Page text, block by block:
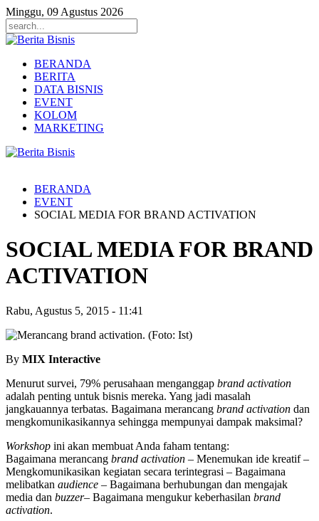
Minggu, 09 Agustus 2026
BERANDA
BERITA
DATA BISNIS
EVENT
KOLOM
MARKETING
BERANDA
EVENT
SOCIAL MEDIA FOR BRAND ACTIVATION
SOCIAL MEDIA FOR BRAND
ACTIVATION
Rabu, Agustus 5, 2015 - 11:41
By MIX Interactive
Menurut survei, 79% perusahaan menganggap brand activation
adalah penting untuk bisnis mereka. Yang jadi masalah
jangkauannya terbatas. Bagaimana merancang brand activation dan
mengkomunikasikannya sehingga mempunyai dampak maksimal?
Workshop ini akan membuat Anda faham tentang:
Bagaimana merancang brand activation – Menemukan ide kreatif –
Mengkomunikasikan kegiatan secara terintegrasi – Bagaimana
melibatkan audience – Bagaimana berhubungan dan mengajak
media dan buzzer– Bagaimana mengukur keberhasilan brand
activation.